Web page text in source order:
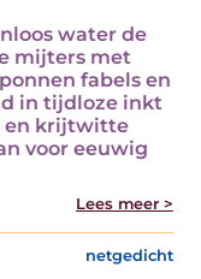
water de
mijters met
fabels en
in tijdloze inkt
en krijtwitte
voor eeuwig
Lees meer >
netgedicht